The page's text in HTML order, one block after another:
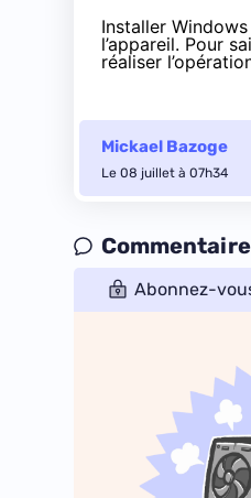
Installer
l’appareil. Pour
réaliser
Mickael Bazoge
Le 08 juillet à 07h34
Abonnez-